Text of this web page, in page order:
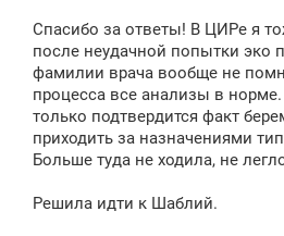
б
щ
н
и
Спасибо за ответы! В ЦИРе я
после неудачной попытки эко
фамилии врача вообще не
процесса все анализы в норме.
только подтвердится факт
приходить за назначениями
Больше туда не ходила, не
Решила идти к Шаблий.